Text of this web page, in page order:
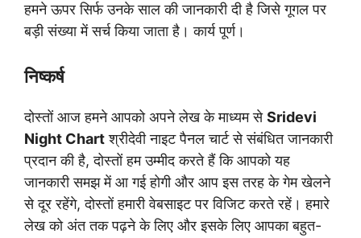
हमने ऊपर सिर्फ उनके साल की जानकारी दी है जिसे गूगल पर
बड़ी संख्या में सर्च किया जाता है। कार्य पूर्ण।
निष्कर्ष
दोस्तों आज हमने आपको अपने लेख के माध्यम सेSridevi
Night Chartश्रीदेवी नाइट पैनल चार्ट से संबंधित जानकारी
प्रदान की है, दोस्तों हम उम्मीद करते हैं कि आपको यह
जानकारी समझ में आ गई होगी और आप इस तरह के गेम खेलने
से दूर रहेंगे, दोस्तों हमारी वेबसाइट पर विजिट करते रहें। हमारे
लेख को अंत तक पढ़ने के लिए और इसके लिए आपका बहुत-